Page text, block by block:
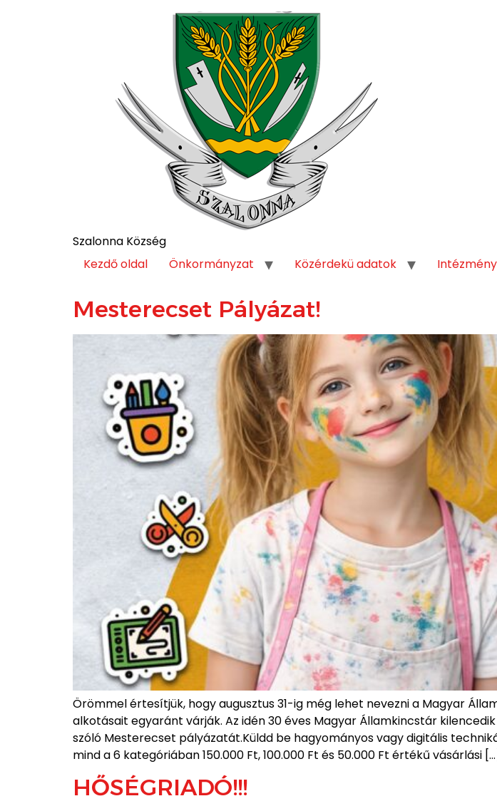
Szalonna Község
Kezdő oldal
Önkormányzat Közérdekü adatok
Mesterecset Pályázat!
Örömmel értesítjük, hogy augusztus 31-ig még lehet nevezni a Magyar
alkotásait egyaránt várják. Az idén 30 éves Magyar Államkincstár
szóló Mesterecset pályázatát.Küldd be hagyományos vagy digitális
mind a 6 kategóriában 150.000 Ft, 100.000 Ft és 50.000 Ft értékű vásárlási
HŐSÉGRIADÓ!!!